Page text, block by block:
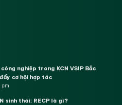
nghiệp trong KCN VSIP Bắc
cơ hội hợp tác
sinh thái: RECP là gì?